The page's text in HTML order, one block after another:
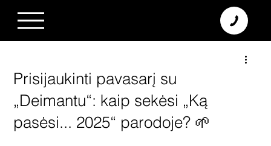
Prisijaukinti pavasarį su
„Deimantu“: kaip sekėsi „Ką
pasėsi... 2025“ parodoje? 🌱